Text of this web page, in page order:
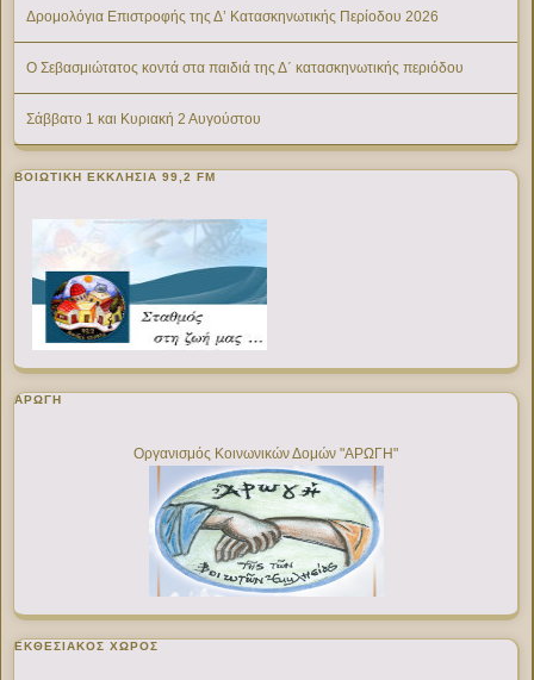
Δρομολόγια Επιστροφής της Δ’ Κατασκηνωτικής Περίοδου 2026
Ο Σεβασμιώτατος κοντά στα παιδιά της Δ΄ κατασκηνωτικής περιόδου
Σάββατο 1 και Κυριακή 2 Αυγούστου
ΒΟΙΩΤΙΚΉ ΕΚΚΛΗΣΊΑ 99,2 FM
ΑΡΩΓΗ
Οργανισμός Κοινωνικών Δομών "ΑΡΩΓΗ"
ΕΚΘΕΣΙΑΚΌΣ ΧΏΡΟΣ